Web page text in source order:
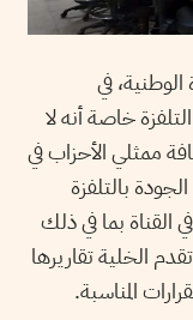
في
خاصة أنه لا
ممثلي الأحزاب في
بالتلفزة
القناة بما في ذلك
الخلية تقاريرها
المناسبة.